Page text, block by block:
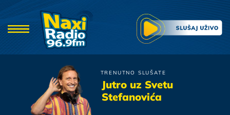
TRENUTNO SLUŠATE
Jutro uz Svetu
Stefanovića
Gibonni
Cemu Se Nadas Srce Moje